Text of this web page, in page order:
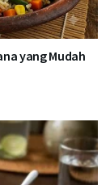
yang Mudah